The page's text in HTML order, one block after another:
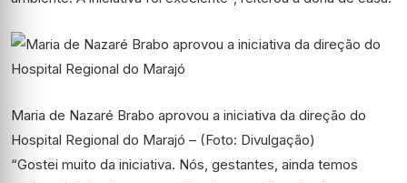
Maria de Nazaré Brabo aprovou a iniciativa da direção do
Hospital Regional do Marajó – (Foto: Divulgação)
“Gostei muito da iniciativa. Nós, gestantes, ainda temos